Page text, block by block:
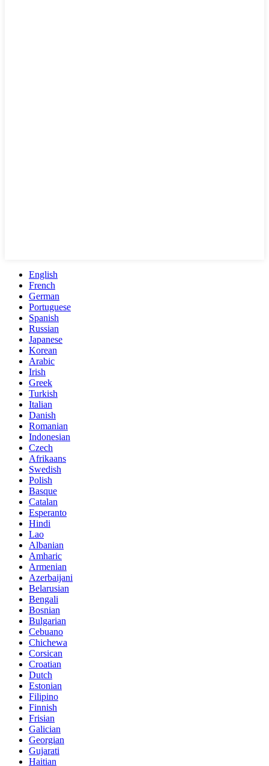
English
French
German
Portuguese
Spanish
Russian
Japanese
Korean
Arabic
Irish
Greek
Turkish
Italian
Danish
Romanian
Indonesian
Czech
Afrikaans
Swedish
Polish
Basque
Catalan
Esperanto
Hindi
Lao
Albanian
Amharic
Armenian
Azerbaijani
Belarusian
Bengali
Bosnian
Bulgarian
Cebuano
Chichewa
Corsican
Croatian
Dutch
Estonian
Filipino
Finnish
Frisian
Galician
Georgian
Gujarati
Haitian